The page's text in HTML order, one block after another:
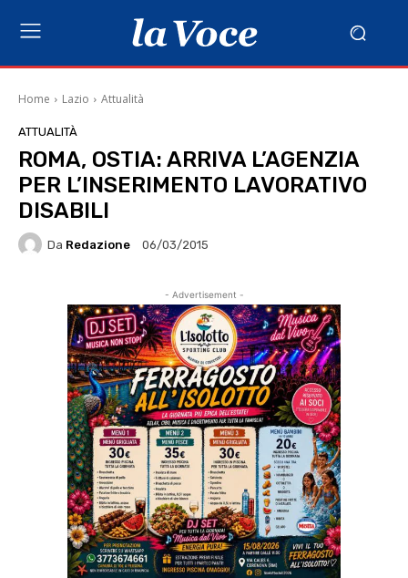
Home Lazio Attualità
ATTUALITÀ
ROMA, OSTIA: ARRIVA L’AGENZIA
PER L’INSERIMENTO LAVORATIVO
DISABILI
Da Redazione 06/03/2015
- Advertisement -